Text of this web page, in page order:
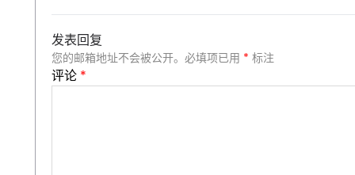
发表回复
您的邮箱地址不会被公开。 必填项已用 * 标注
评论 *